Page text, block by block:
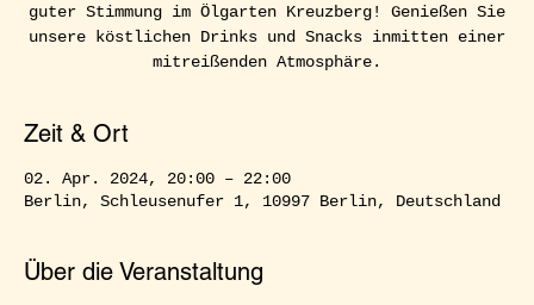
guter Stimmung im Ölgarten Kreuzberg! Genießen Sie
unsere köstlichen Drinks und Snacks inmitten einer
mitreißenden Atmosphäre.
Zeit & Ort
02. Apr. 2024, 20:00 – 22:00
Berlin, Schleusenufer 1, 10997 Berlin, Deutschland
Über die Veranstaltung